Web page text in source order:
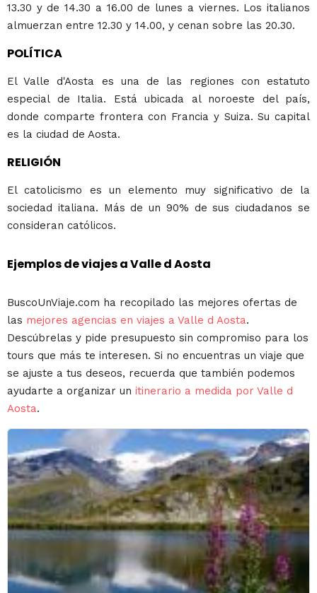
13.30 y de 14.30 a 16.00 de lunes a viernes. Los italianos
almuerzan entre 12.30 y 14.00, y cenan sobre las 20.30.
POLÍTICA
El Valle d'Aosta es una de las regiones con estatuto
especial de Italia. Está ubicada al noroeste del país,
donde comparte frontera con Francia y Suiza. Su capital
es la ciudad de Aosta.
RELIGIÓN
El catolicismo es un elemento muy significativo de la
sociedad italiana. Más de un 90% de sus ciudadanos se
consideran católicos.
Ejemplos de viajes a Valle d Aosta
BuscoUnViaje.com ha recopilado las mejores ofertas de
las mejores agencias en viajes a Valle d Aosta.
Descúbrelas y pide presupuesto sin compromiso para los
tours que más te interesen. Si no encuentras un viaje que
se ajuste a tus deseos, recuerda que también podemos
ayudarte a organizar un itinerario a medida por Valle d
Aosta.